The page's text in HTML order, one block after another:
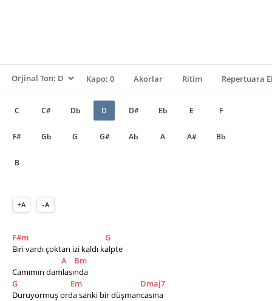
Kapo: 0 Akorlar Ritim Repertuara
C C# Db D D# Eb E F
F# Gb G G# Ab A A# Bb
B
+A -A
F#m
G
Biri vardı çoktan izi kaldı kalpte
A
Bm
Camımın damlasında
G
Em
Dmaj7
Duruyormuş orda sanki bir düşmancasına